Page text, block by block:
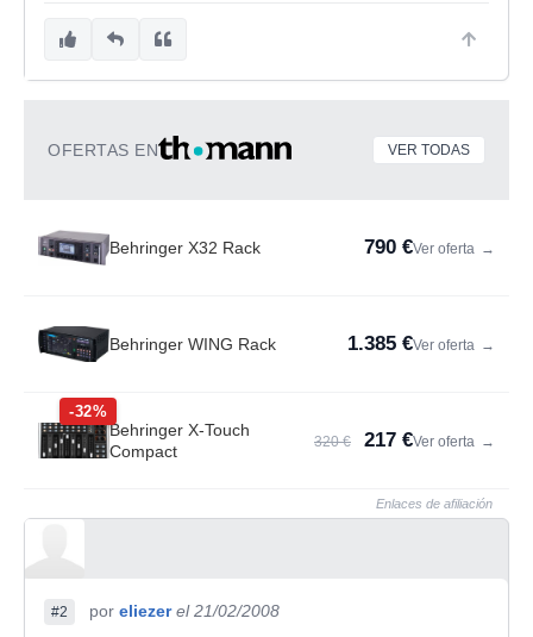
OFERTAS EN VER TODAS
Behringer X32 Rack 790 €Ver oferta →
Behringer WING Rack 1.385 €Ver oferta →
-32%
Behringer X-Touch
Compact
320 € 217 €Ver oferta →
Enlaces de afiliación
#2 por eliezer el 21/02/2008